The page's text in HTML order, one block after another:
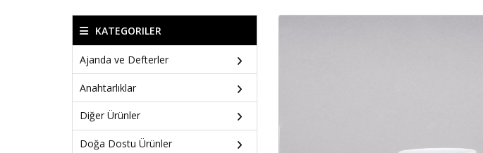
KATEGORILER
Ajanda ve Defterler
Anahtarlıklar
Diğer Ürünler
Doğa Dostu Ürünler